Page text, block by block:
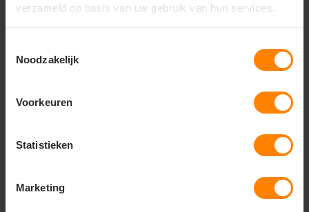
verzameld op basis van uw gebruik van hun services.
Noodzakelijk
Voorkeuren
Statistieken
Marketing
23149
Eigenschap: Stretch
Bekijken